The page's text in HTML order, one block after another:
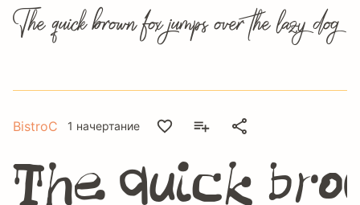
The quick brown fox jumps over the lazy dog
BistroC 1 начертание
The quick